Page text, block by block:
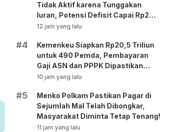
Tidak Aktif karena Tunggakan
Iuran, Potensi Defisit Capai Rp2
Triliun per Bulan!
12 jam yang lalu
#4
Kemenkeu Siapkan Rp20,5 Triliun
untuk 490 Pemda, Pembayaran
Gaji ASN dan PPPK Dipastikan
Tetap Berjalan!
10 jam yang lalu
#5
Menko Polkam Pastikan Pagar di
Sejumlah Mal Telah Dibongkar,
Masyarakat Diminta Tetap Tenang!
11 jam yang lalu